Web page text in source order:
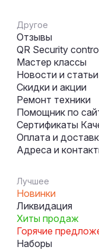
Другое
Отзывы
QR Security
Мастер классы
Новости и статьи
Скидки и акции
Ремонт техники
Помощник по
Сертификаты
Оплата и
Адреса и
Лучшее
Новинки
Ликвидация
Хиты продаж
Горячие
Наборы